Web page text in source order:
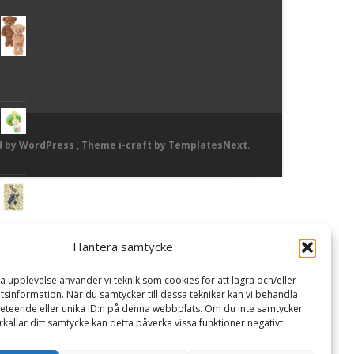
Hantera samtycke
upplevelse använder vi teknik som cookies för att lagra och/eller
När du samtycker till dessa tekniker kan vi behandla
eller unika ID:n på denna webbplats. Om du inte samtycker
ditt samtycke kan detta påverka vissa funktioner negativt.
by WordPress , Theme i-craft by TemplatesNext.